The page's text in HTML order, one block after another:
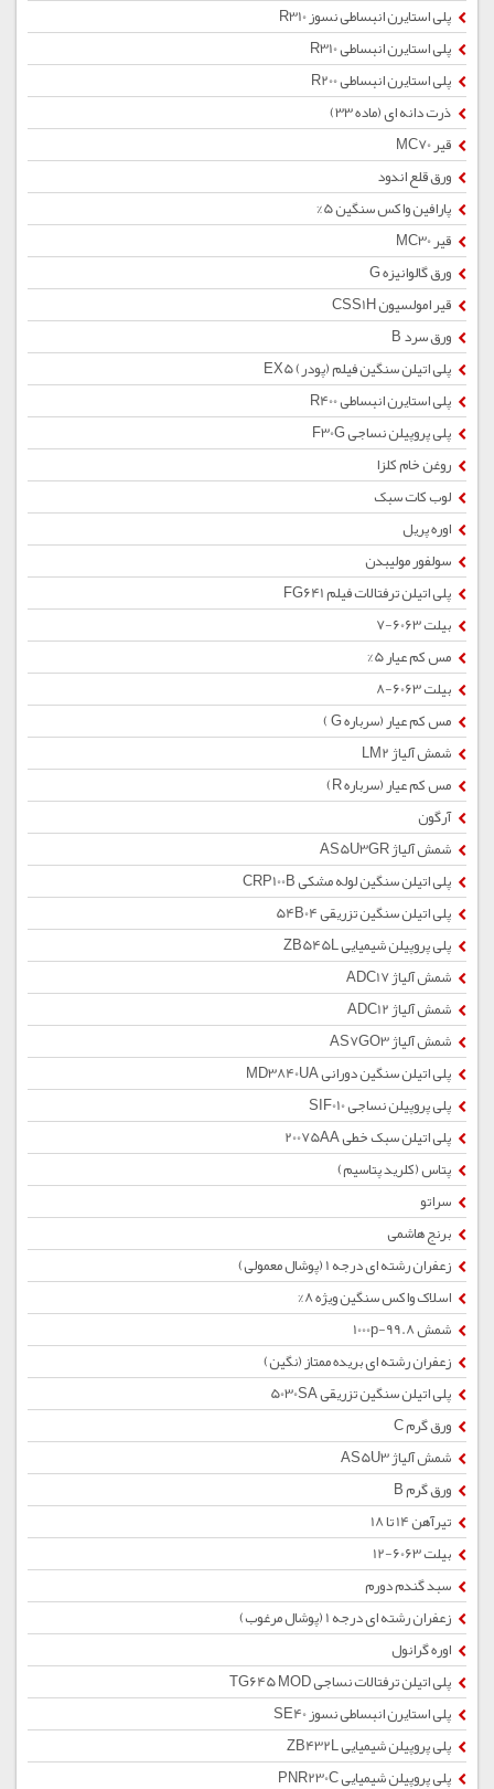
پلی استایرن انبساطی نسوز R310
پلی استایرن انبساطی R310
پلی استایرن انبساطی R200
ذرت دانه ای (ماده 33)
قیر MC70
ورق قلع اندود
پارافین واکس سنگین 5%
قیر MC30
ورق گالوانیزه G
قیر امولسیون CSS1H
ورق سرد B
پلی اتیلن سنگین فیلم (پودر) EX5
پلی استایرن انبساطی R400
پلی پروپیلن نساجی F30G
روغن خام کلزا
لوب کات سبک
اوره پریل
سولفور مولیبدن
پلی اتیلن ترفتالات فیلم FG641
بیلت 6063-7
مس کم عیار 5%
بیلت 6063-8
مس کم عیار (سرباره G )
شمش آلیاژ LM2
مس کم عیار (سرباره R)
آرگون
شمش آلیاژ AS5U3GR
پلی اتیلن سنگین لوله مشکی CRP100B
پلی اتیلن سنگین تزریقی 54B04
پلی پروپیلن شیمیایی ZB545L
شمش آلیاژ ADC17
شمش آلیاژ ADC12
شمش آلیاژ AS7GO3
پلی اتیلن سنگین دورانی MD3840UA
پلی پروپیلن نساجی SIF010
پلی اتیلن سبک خطی 20075AA
پتاس (کلرید پتاسیم)
سراتو
برنج هاشمی
زعفران رشته ای درجه 1 (پوشال معمولی)
اسلاک واکس سنگین ویژه 8%
شمش 1000p-99.8
زعفران رشته ای بریده ممتاز (نگین)
پلی اتیلن سنگین تزریقی 5030SA
ورق گرم C
شمش آلیاژ AS5U3
ورق گرم B
تیرآهن 14 تا 18
بیلت 6063-12
سبد گندم دورم
زعفران رشته ای درجه 1 (پوشال مرغوب)
اوره گرانول
پلی اتیلن ترفتالات نساجی TG645 MOD
پلی استایرن انبساطی نسوز SE40
پلی پروپیلن شیمیایی ZB432L
پلی پروپیلن شیمیایی PNR230C